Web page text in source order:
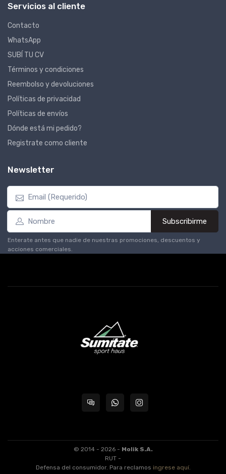
Servicios al cliente
Contacto
WhatsApp
SUBÍ TU CV
Términos y condiciones
Reembolso y devoluciones
Políticas de privacidad
Políticas de envíos
Dónde está mi pedido?
Registrate como cliente
Newsletter
Subscribirme
Enterate antes que nadie de nuestras promociones, descuentos y
acciones comerciales.
© 2014 - 2026 - Molik S.A.
RUT -
Defensa del consumidor. Para reclamos ingrese aquí.